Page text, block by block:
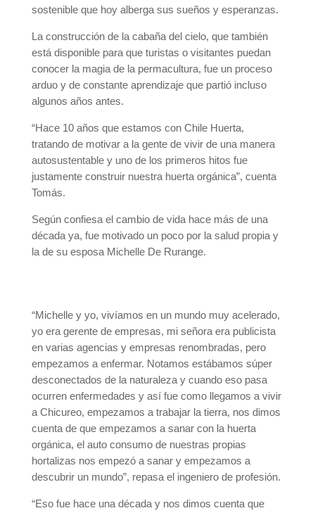
sostenible que hoy alberga sus sueños y esperanzas.
La construcción de la cabaña del cielo, que también
está disponible para que turistas o visitantes puedan
conocer la magia de la permacultura, fue un proceso
arduo y de constante aprendizaje que partió incluso
algunos años antes.
“Hace 10 años que estamos con Chile Huerta,
tratando de motivar a la gente de vivir de una manera
autosustentable y uno de los primeros hitos fue
justamente construir nuestra huerta orgánica”, cuenta
Tomás.
Según confiesa el cambio de vida hace más de una
década ya, fue motivado un poco por la salud propia y
la de su esposa Michelle De Rurange.
“Michelle y yo, vivíamos en un mundo muy acelerado,
yo era gerente de empresas, mi señora era publicista
en varias agencias y empresas renombradas, pero
empezamos a enfermar. Notamos estábamos súper
desconectados de la naturaleza y cuando eso pasa
ocurren enfermedades y así fue como llegamos a vivir
a Chicureo, empezamos a trabajar la tierra, nos dimos
cuenta de que empezamos a sanar con la huerta
orgánica, el auto consumo de nuestras propias
hortalizas nos empezó a sanar y empezamos a
descubrir un mundo”, repasa el ingeniero de profesión.
“Eso fue hace una década y nos dimos cuenta que